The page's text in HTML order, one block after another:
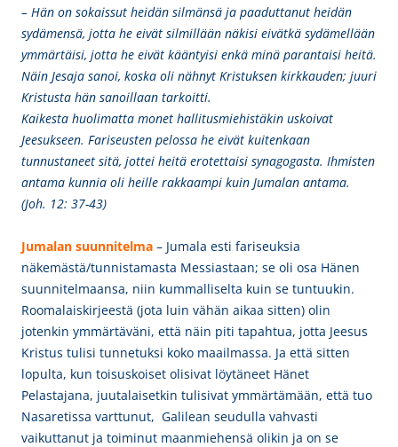
– Hän on sokaissut heidän silmänsä ja paaduttanut heidän
sydämensä, jotta he eivät silmillään näkisi eivätkä sydämellään
ymmärtäisi, jotta he eivät kääntyisi enkä minä parantaisi heitä.
Näin Jesaja sanoi, koska oli nähnyt Kristuksen kirkkauden; juuri
Kristusta hän sanoillaan tarkoitti.
Kaikesta huolimatta monet hallitusmiehistäkin uskoivat
Jeesukseen. Fariseusten pelossa he eivät kuitenkaan
tunnustaneet sitä, jottei heitä erotettaisi synagogasta. Ihmisten
antama kunnia oli heille rakkaampi kuin Jumalan antama.
(Joh. 12: 37-43)
Jumalan suunnitelma – Jumala esti fariseuksia
näkemästä/tunnistamasta Messiastaan; se oli osa Hänen
suunnitelmaansa, niin kummalliselta kuin se tuntuukin.
Roomalaiskirjeestä (jota luin vähän aikaa sitten) olin
jotenkin ymmärtäväni, että näin piti tapahtua, jotta Jeesus
Kristus tulisi tunnetuksi koko maailmassa. Ja että sitten
lopulta, kun toisuskoiset olisivat löytäneet Hänet
Pelastajana, juutalaisetkin tulisivat ymmärtämään, että tuo
Nasaretissa varttunut, Galilean seudulla vahvasti
vaikuttanut ja toiminut maanmiehensä olikin ja on se